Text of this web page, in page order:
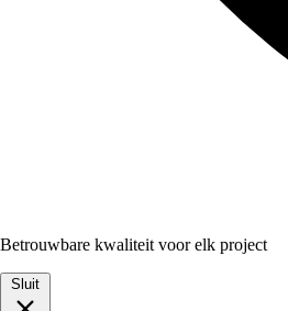
Betrouwbare kwaliteit voor elk project
Sluit